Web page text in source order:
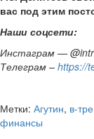
вас под этим
Наши соцсети:
Инстаграм —
Телеграм – https://
Метки: Агутин, в-
финансы